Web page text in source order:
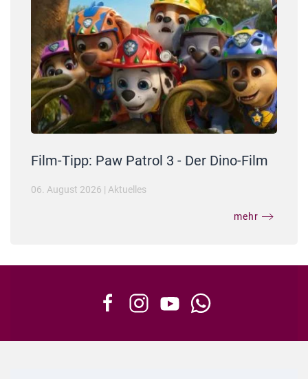
Film-Tipp: Paw Patrol 3 - Der Dino-Film
06. August 2026 | Aktuelles
mehr